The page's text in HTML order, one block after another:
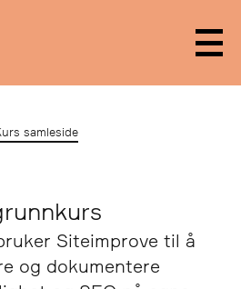
samleside
Siteimprove til å
og dokumentere